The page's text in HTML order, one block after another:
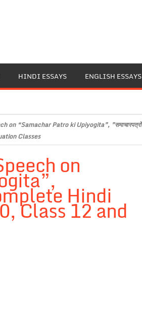
HINDI ESSAYS ENGLISH ESSAYS
on “Samachar Patro ki Upiyogita”, ”समाचारपत्रों
Classes
on
Hindi
Class 12 and